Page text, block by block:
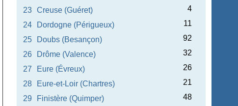
23
Creuse (Guéret)
4
24
Dordogne (Périgueux)
11
25
Doubs (Besançon)
92
26
Drôme (Valence)
32
27
Eure (Évreux)
26
28
Eure-et-Loir (Chartres)
21
29
Finistère (Quimper)
48